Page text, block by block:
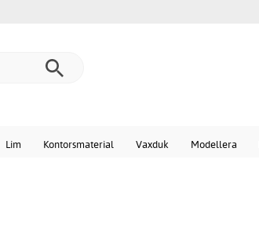
Lim Kontorsmaterial Vaxduk Modellera